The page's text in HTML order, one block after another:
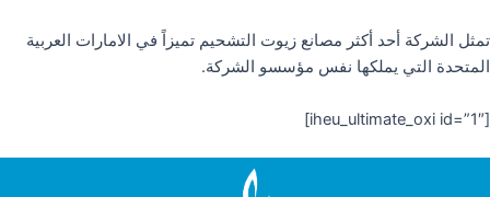
تمثل الشركة أحد أكثر مصانع زيوت التشحيم تميزاً في الامارات العربية
المتحدة التي يملكها نفس مؤسسو الشركة.
[iheu_ultimate_oxi id=”1″]